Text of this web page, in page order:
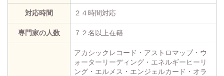
対応時間 ２４時間対応
専門家の人数 ７２名以上在籍
アカシックレコード・アストロマップ・ウ
ォーターリーディング・エネルギーヒーリ
ング・エルメス・エンジェルカード・オラ